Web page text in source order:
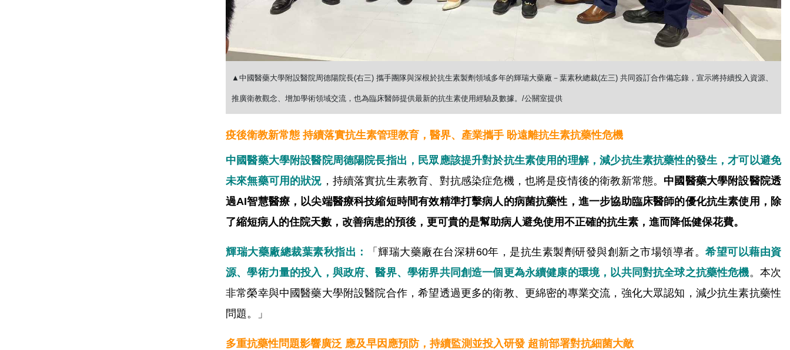
▲中國醫藥大學附設醫院周德陽院長(右三) 攜手團隊與深根於抗生素製劑領域多年的輝瑞大藥廠－葉素秋總裁(左三) 共同簽訂合作備忘錄，宣示將持續投入資源、
推廣衛教觀念、增加學術領域交流，也為臨床醫師提供最新的抗生素使用經驗及數據。/公關室提供
疫後衛教新常態 持續落實抗生素管理教育，醫界、產業攜手 盼遠離抗生素抗藥性危機
中國醫藥大學附設醫院周德陽院長指出，民眾應該提升對於抗生素使用的理解，減少抗生素抗藥性的發生，才可以避免
未來無藥可用的狀況 ，持續落實抗生素教育、對抗感染症危機，也將是疫情後的衛教新常態。 中國醫藥大學附設醫院透
過AI智慧醫療，以尖端醫療科技縮短時間有效精準打擊病人的病菌抗藥性，進一步協助臨床醫師的優化抗生素使用，除
了縮短病人的住院天數，改善病患的預後，更可貴的是幫助病人避免使用不正確的抗生素，進而降低健保花費。
輝瑞大藥廠總裁葉素秋指出： 「輝瑞大藥廠在台深耕60年，是抗生素製劑研發與創新之市場領導者。 希望可以藉由資
源、學術力量的投入，與政府、醫界、學術界共同創造一個更為永續健康的環境，以共同對抗全球之抗藥性危機。本次
非常榮幸與中國醫藥大學附設醫院合作，希望透過更多的衛教、更綿密的專業交流，強化大眾認知，減少抗生素抗藥性
問題。」
多重抗藥性問題影響廣泛 應及早因應預防，持續監測並投入研發 超前部署對抗細菌大敵